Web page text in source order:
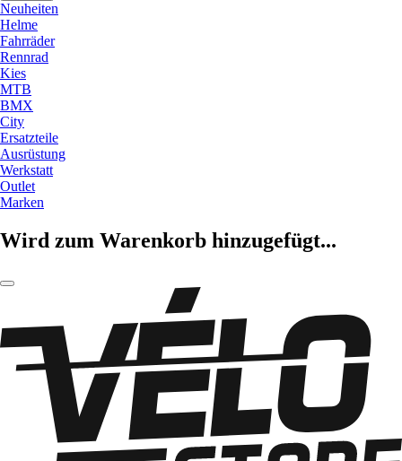
Neuheiten
Helme
Fahrräder
Rennrad
Kies
MTB
BMX
City
Ersatzteile
Ausrüstung
Werkstatt
Outlet
Marken
Wird zum Warenkorb hinzugefügt...